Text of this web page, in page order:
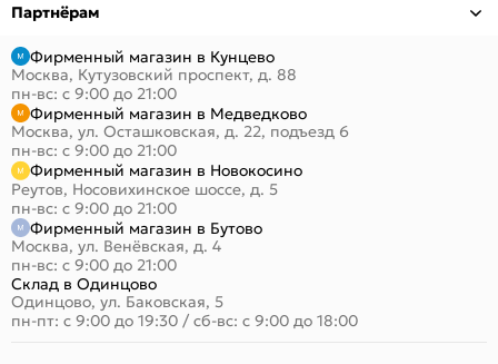
Партнёрам
Фирменный магазин в Кунцево
Москва, Кутузовский проспект, д. 88
пн-вс: с 9:00 до 21:00
Фирменный магазин в Медведково
Москва, ул. Осташковская, д. 22, подъезд 6
пн-вс: с 9:00 до 21:00
Фирменный магазин в Новокосино
Реутов, Носовихинское шоссе, д. 5
пн-вс: с 9:00 до 21:00
Фирменный магазин в Бутово
Москва, ул. Венёвская, д. 4
пн-вс: с 9:00 до 21:00
Склад в Одинцово
Одинцово, ул. Баковская, 5
пн-пт: с 9:00 до 19:30 / сб-вс: с 9:00 до 18:00